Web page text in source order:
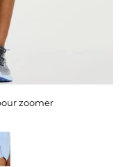
zoomer